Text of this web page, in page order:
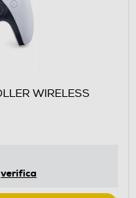
WIRELESS
verifica